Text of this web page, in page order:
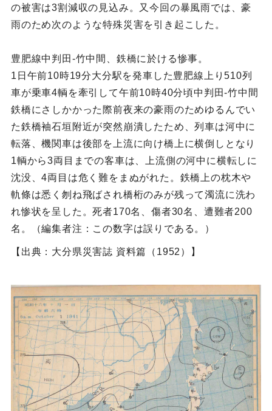
の被害は3割減収の見込み。又今回の暴風雨では、豪
雨のため次のような特殊災害を引き起こした。
豊肥線中判田‐竹中間、鉄橋に於ける惨事。
1日午前10時19分大分駅を発車した豊肥線上り510列
車が乗車4輌を牽引して午前10時40分頃中判田‐竹中間
鉄橋にさしかかった際前夜来の豪雨のためゆるんでい
た鉄橋袖石垣附近が突然崩潰したため、列車は河中に
転落、機関車は後部を上流に向け橋上に横倒しとなり
1輌から3両目までの客車は、上流側の河中に横転しに
沈没、4両目は危く難をまぬがれた。鉄橋上の枕木や
軌條は悉く刎ね飛ばされ橋桁のみが残って濁流に洗わ
れ惨状を呈した。死者170名、傷者30名、遭難者200
名。（編集者注：この数字は誤りである。）
【出典：大分県災害誌 資料篇（1952）】